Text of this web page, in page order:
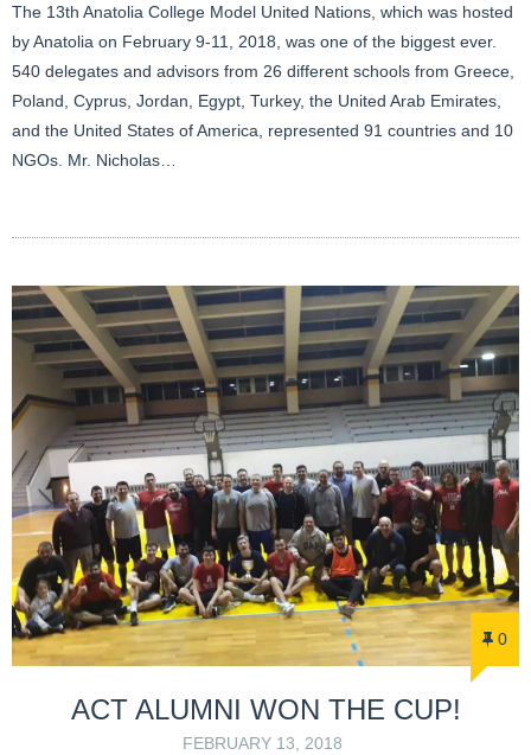
The 13th Anatolia College Model United Nations, which was hosted
by Anatolia on February 9-11, 2018, was one of the biggest ever.
540 delegates and advisors from 26 different schools from Greece,
Poland, Cyprus, Jordan, Egypt, Turkey, the United Arab Emirates,
and the United States of America, represented 91 countries and 10
NGOs. Mr. Nicholas…
0
ACT ALUMNI WON THE CUP!
FEBRUARY 13, 2018